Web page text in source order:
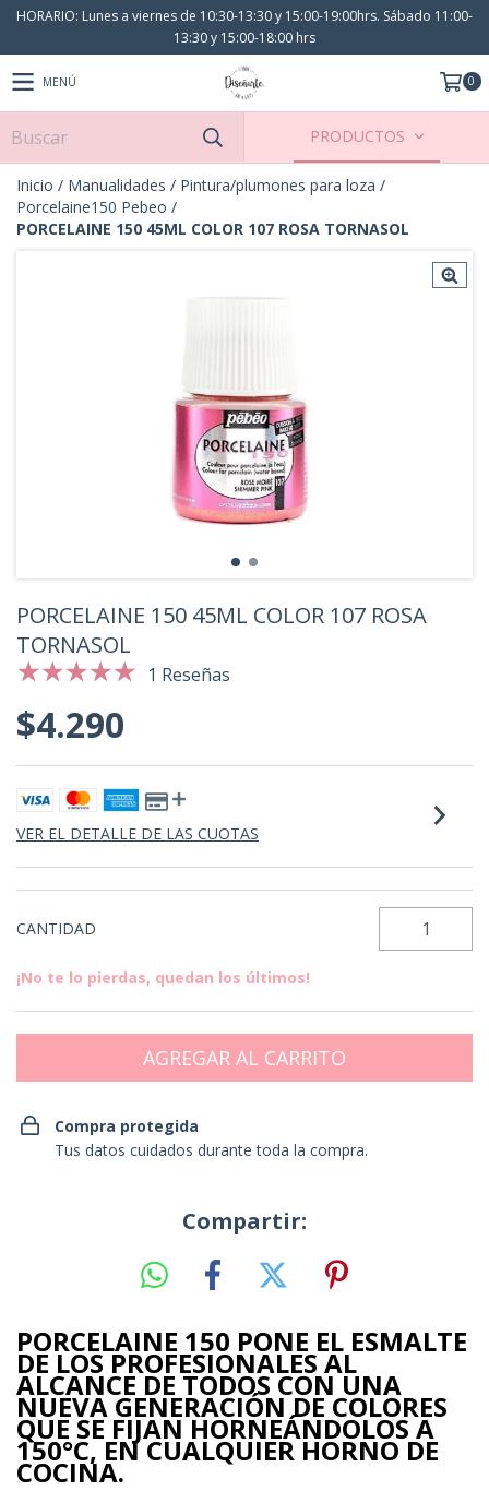
HORARIO: Lunes a viernes de 10:30-13:30 y 15:00-19:00hrs. Sábado 11:00-
13:30 y 15:00-18:00 hrs
MENÚ 0
PRODUCTOS
Inicio / Manualidades / Pintura/plumones para loza /
Porcelaine150 Pebeo /
PORCELAINE 150 45ML COLOR 107 ROSA TORNASOL
PORCELAINE 150 45ML COLOR 107 ROSA
TORNASOL
1 Reseñas
$4.290
VER EL DETALLE DE LAS CUOTAS
CANTIDAD
¡No te lo pierdas, quedan los últimos!
Compra protegida
Tus datos cuidados durante toda la compra.
Compartir:
PORCELAINE 150 PONE EL ESMALTE
DE LOS PROFESIONALES AL
ALCANCE DE TODOS CON UNA
NUEVA GENERACIÓN DE COLORES
QUE SE FIJAN HORNEÁNDOLOS A
150°C, EN CUALQUIER HORNO DE
COCINA.